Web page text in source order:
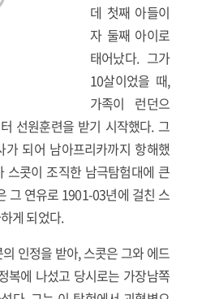
데 첫째 아들이
자 둘째 아이로
태어났다. 그가
10살이었을 때,
가족이 런던으
선원훈련을 받기 시작했다. 그
되어 남아프리카까지 항해했
스콧이 조직한 남극탐험대에 큰
그 연유로 1901-03년에 걸친 스
게 되었다.
인정을 받아, 스콧은 그와 에드
복에 나섰고 당시로는 가장남쪽